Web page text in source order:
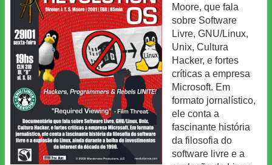
Moore, que fala
sobre Software
Livre, GNU/Linux,
Unix, Cultura
Hacker, e fortes
críticas a empresa
Microsoft. Em
formato jornalístico,
ele conta a
fascinante história
da filosofia do
software livre e a